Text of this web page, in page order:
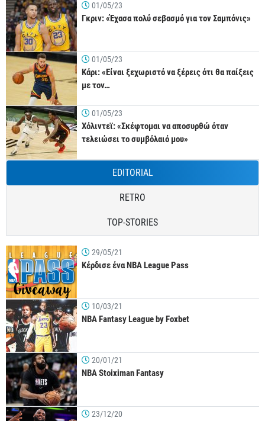
01/05/23
Γκριν: «Έχασα πολύ σεβασμό για τον Σαμπόνις»
01/05/23
Κάρι: «Είναι ξεχωριστό να ξέρεις ότι θα παίξεις
με τον…
01/05/23
Χόλιντεϊ: «Σκέφτομαι να αποσυρθώ όταν
τελειώσει το συμβόλαιό μου»
EDITORIAL
RETRO
TOP-STORIES
29/05/21
Κέρδισε ένα NBA League Pass
10/03/21
NBA Fantasy League by Foxbet
20/01/21
NBA Stoiximan Fantasy
23/12/20